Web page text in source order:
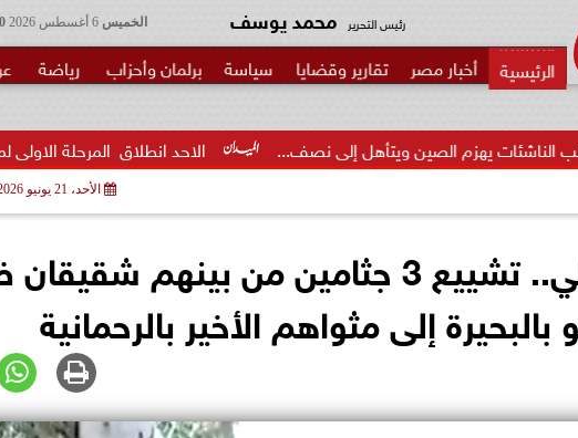
الخميس رئيس التحرير محمد يوسف
أخبار مصر تقارير وقضايا سياسة برلمان وأحزاب رياضة
الاحد انطلاق  المرحلة الاولى لمشروع نيابي بحزب الوعي إلى نصف...
الأحد، 21 يونيو 2026
وسط دموع الأهالي.. تشييع 3 جثامين من بينهم
إلى مثواهم الأخير بالرحمانية